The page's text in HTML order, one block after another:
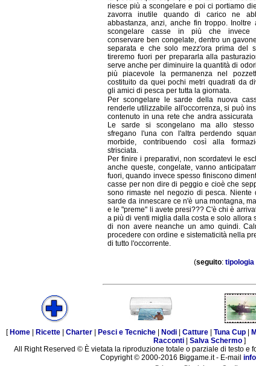
riesce più a scongelare e poi ci portiamo
zavorra inutile quando di carico ne
abbastanza, anzi, anche fin troppo. Inoltre
scongelare casse in più che invece
conservare ben congelate, dentro un
separata e che solo mezz'ora prima del
tireremo fuori per prepararla alla
serve anche per diminuire la quantità di
più piacevole la permanenza nel
costituito da quei pochi metri quadrati da
gli amici di pesca per tutta la giornata.
Per scongelare le sarde della nuova
renderle utilizzabile all'occorrenza, si può
contenuto in una rete che andra assicurata
Le sarde si scongelano ma allo
sfregano l'una con l'altra perdendo
morbide, contribuendo così alla
strisciata.
Per finire i preparativi, non scordatevi le
anche queste, congelate, vanno
fuori, quando invece spesso finiscono
casse per non dire di peggio e cioè che
sono rimaste nel negozio di pesca. Niente
sarde da innescare ce n'è una montagna,
e le "preme" li avete presi??? C'è chi è
a più di venti miglia dalla costa e solo allora
di non avere neanche un amo quindi.
procedere con ordine e sistematicità nella
di tutto l'occorrente.
(seguito:
[ Home Ricette Charter Pesci e Tecniche Nodi Catture Tuna Cup
Racconti| Salva Schermo]
All Right Reserved © È vietata la riproduzione totale o parziale di testo e
Copyright © 2000-2016 Biggame.it - E-mail